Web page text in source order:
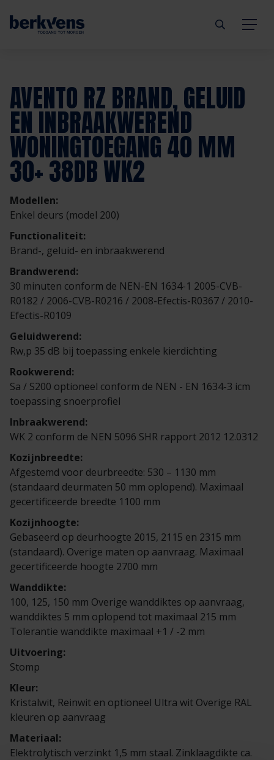
Deuren
Kozijnen
Hang- & sluitwerk
Diensten
Technische documentatie
Veelgestelde vragen
Eengezinswoning
Meergezinswoning
Utiliteitsgebouw
Prefab woning
Aannemer
Architect
Projectontwikkelaar
Handelspartner
Inbraakwerend
Brandwerend
Geluidwerend
Rookwerend
Duurzaamheid
Brochures
Technische documentatie
Veelgestelde vragen
mijndeur.nl
Webshop
Inspiratie
Verkooppunten
Veelgestelde vragen
Blog
Organisatie
Duurzaamheid
GND Garantiedeuren
Werken bij Berkvens
AVENTO RZ BRAND, GELUID
EN INBRAAKWEREND
WONINGTOEGANG 40 MM
30+ 38DB WK2
Modellen:
Enkel deurs (model 200)
Functionaliteit:
Brand-, geluid- en inbraakwerend
Brandwerend:
30 minuten conform de NEN-EN 1634-1 2005-CVB-
R0182 / 2006-CVB-R0216 / 2008-Efectis-R0367 / 2010-
Efectis-R0109
Geluidwerend:
Rw,p 35 dB bij toepassing enkele kierdichting
Rookwerend:
Sa / S200 optioneel conform de NEN - EN 1634-3 icm
toepassing snoerprofiel
Inbraakwerend:
WK 2 conform de NEN 5096 SHR rapport 2012 12.0312
Kozijnbreedte:
Afgestemd voor deurbreedte: 530 – 1130 mm
(standaard deurmaten 50 mm oplopend). Maximaal
gecertificeerde breedte 1100 mm
Kozijnhoogte:
Gebaseerd op deurhoogte 2015, 2115 en 2315 mm
(standaard). Overige maten op aanvraag. Maximaal
gecertificeerde hoogte 2700 mm
Wanddikte:
100, 125, 150 mm Overige wanddiktes op aanvraag,
wanddiktes 5 mm oplopend tot maximaal 215 mm
Tolerantie wanddikte maximaal +1 / -2 mm
Uitvoering:
Stomp
Kleur:
Kristalwit, Reinwit en optioneel Ultra wit Overige RAL
kleuren op aanvraag
Materiaal:
Elektrolytisch verzinkt 1,5 mm staal. Zinklaagdikte ca.